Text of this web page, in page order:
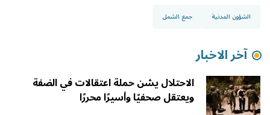
الشؤون المدنية جمع الشمل
آخر الاخبار
الاحتلال يشن حملة اعتقالات في الضفة
ويعتقل صحفيًا وأسيرًا محررًا